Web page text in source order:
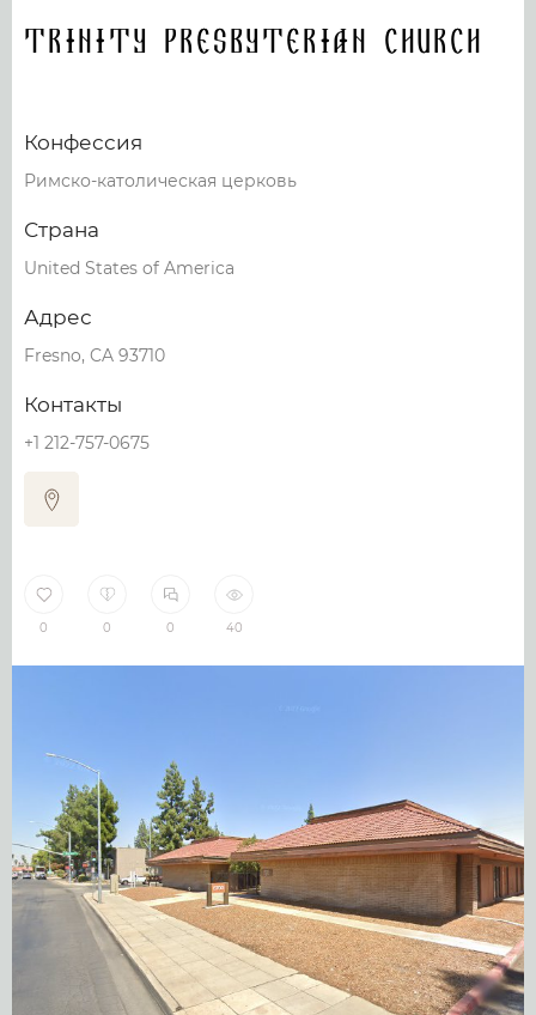
Trinity Presbyterian Church
Конфессия
Римско-католическая церковь
Страна
United States of America
Адрес
Fresno, CA 93710
Контакты
+1 212-757-0675
0 0 0 40